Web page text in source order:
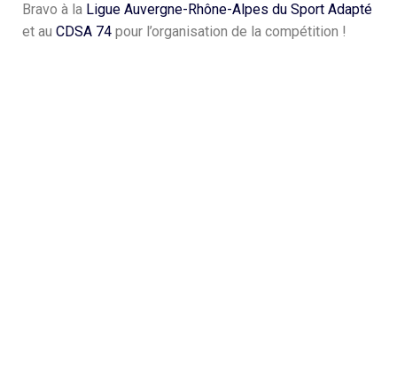
Bravo à la Ligue Auvergne-Rhône-Alpes du Sport Adapté
et au CDSA 74 pour l’organisation de la compétition !